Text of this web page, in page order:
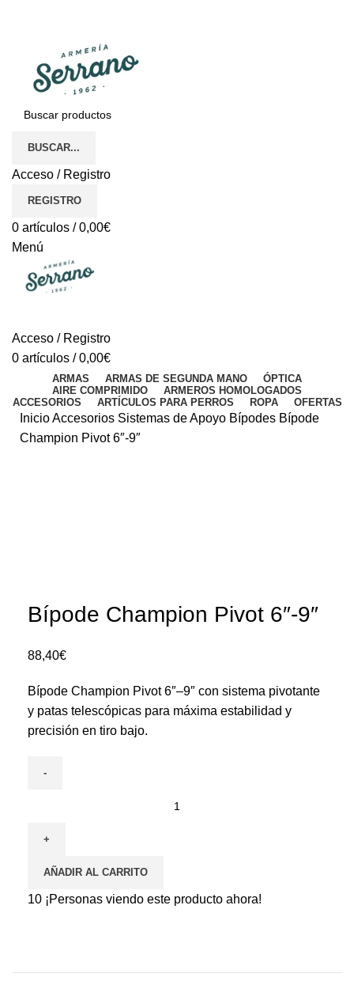
BUSCAR...
Acceso / Registro
REGISTRO
0 artículos / 0,00€
Menú
Acceso / Registro
0 artículos / 0,00€
ARMAS ARMAS DE SEGUNDA MANO
ÓPTICA
AIRE COMPRIMIDO
ARMEROS HOMOLOGADOS
ACCESORIOS
ARTÍCULOS PARA PERROS ROPA OFERTAS
InicioAccesorios Sistemas de Apoyo Bípodes Bípode
Champion Pivot 6″-9″
Bípode Champion Pivot 6″-9″
88,40€
Bípode Champion Pivot 6″–9″ con sistema pivotante
y patas telescópicas para máxima estabilidad y
precisión en tiro bajo.
AÑADIR AL CARRITO
10 ¡Personas viendo este producto ahora!